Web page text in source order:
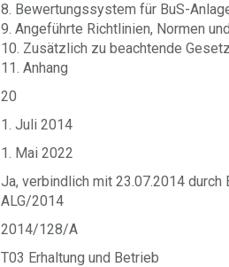
8. Bewertungssystem für BuS-
9. Angeführte Richtlinien, Normen
10. Zusätzlich zu beachtende
11. Anhang
20
1. Juli 2014
1. Mai 2022
Ja, verbindlich mit 23.07.2014
ALG/2014
2014/128/A
T03 Erhaltung und Betrieb